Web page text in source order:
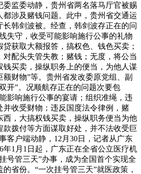
委监委动静，贵州省两名落马厅官被赐
都涉及赌钱问题。此中，贵州省交通运
韩剑波被。经查，韩剑波存正在的问
失守，收受可能影响施行公事的礼物
获取大额报答，搞权色、钱色买卖；
配头失管失教；赌钱；无度，将公当
钱买卖，操纵职务上的便当，为他人谋
财物”等。贵州省发改委原党组、副
开”。况顺航存正在的问题次要包
影响施行公事的宴请；组织准绳，违
并收受财物；违反国度法令律例，赌
西，大搞权钱买卖，操纵职务便当为他
款拨付等方面谋取好处，并不法收受巨
客户端动静，12月30日，记者从广东
年1月1日起，广东正在全省公立医疗机
号管三天”办事，成为全国首个实现全
省份。“一次挂号管三天”就医政策，